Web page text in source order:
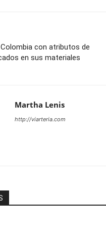
con atributos de
en sus materiales
Martha Lenis
http://viarteria.com